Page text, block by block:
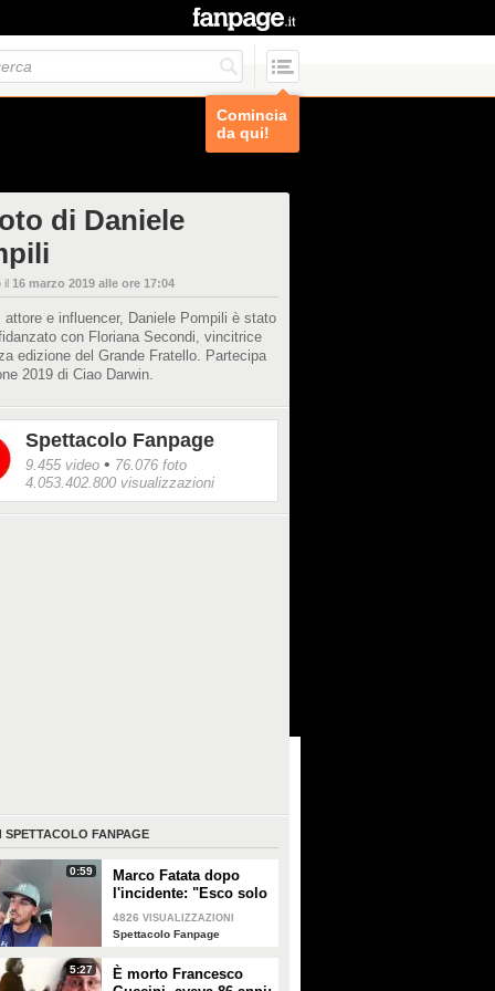
Comincia
da qui!
di Daniele
il 16 marzo 2019 alle ore 17:04
attore e influencer, Daniele Pompili è stato
con Floriana Secondi, vincitrice
edizione del Grande Fratello. Partecipa
2019 di Ciao Darwin.
Spettacolo Fanpage
9.455 video • 76.076 foto
4.053.402.800 visualizzazioni
SPETTACOLO FANPAGE
0:59
Marco Fatata dopo
l'incidente: "Esco solo
di sera, i primi tempi
non riuscivo a
4826 VISUALIZZAZIONI
Spettacolo Fanpage
5:27
È morto Francesco